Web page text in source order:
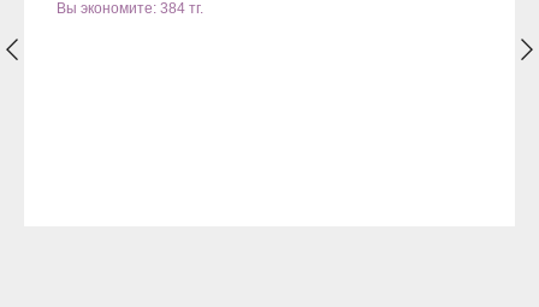
Вы экономите: 384 тг.